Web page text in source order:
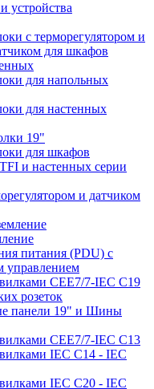
устройства
с терморегулятором и
для шкафов
для напольных
для настенных
19"
для шкафов
и настенных серии
и датчиком
питания (PDU) с
управлением
CEE7/7-IEC C19
розеток
панели 19" и Шины
CEE7/7-IEC C13
IEC C14 - IEC
IEC C20 - IEC